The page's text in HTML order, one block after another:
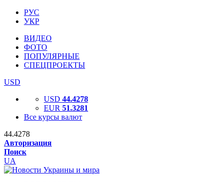
РУС
УКР
ВИДЕО
ФОТО
ПОПУЛЯРНЫЕ
СПЕЦПРОЕКТЫ
USD
USD 44.4278
EUR 51.3281
Все курсы валют
44.4278
Авторизация
Поиск
UA